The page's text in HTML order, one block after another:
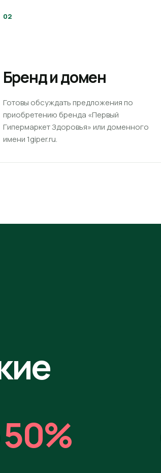
02
Бренд и домен
Готовы обсуждать предложения по
приобретению бренда «Первый
Гипермаркет Здоровья» или доменного
имени 1giper.ru.
50%